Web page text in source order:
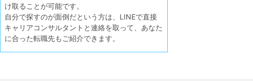
け取ることが可能です。
自分で探すのが面倒だという方は、LINEで直接
キャリアコンサルタントと連絡を取って、あなた
に合った転職先もご紹介できます。